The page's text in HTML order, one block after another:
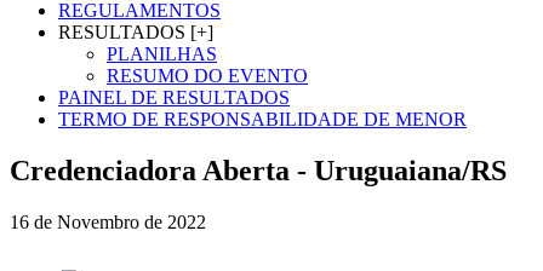
REGULAMENTOS
RESULTADOS [+]
PLANILHAS
RESUMO DO EVENTO
PAINEL DE RESULTADOS
TERMO DE RESPONSABILIDADE DE MENOR
Credenciadora Aberta - Uruguaiana/RS
16 de Novembro de 2022